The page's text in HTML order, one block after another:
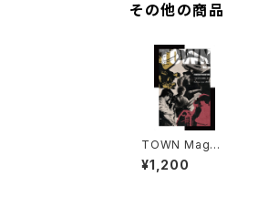
その他の商品
TOWN Magaz
ine No.3
¥1,200